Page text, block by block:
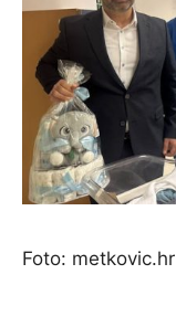
Foto: metkovic.hr